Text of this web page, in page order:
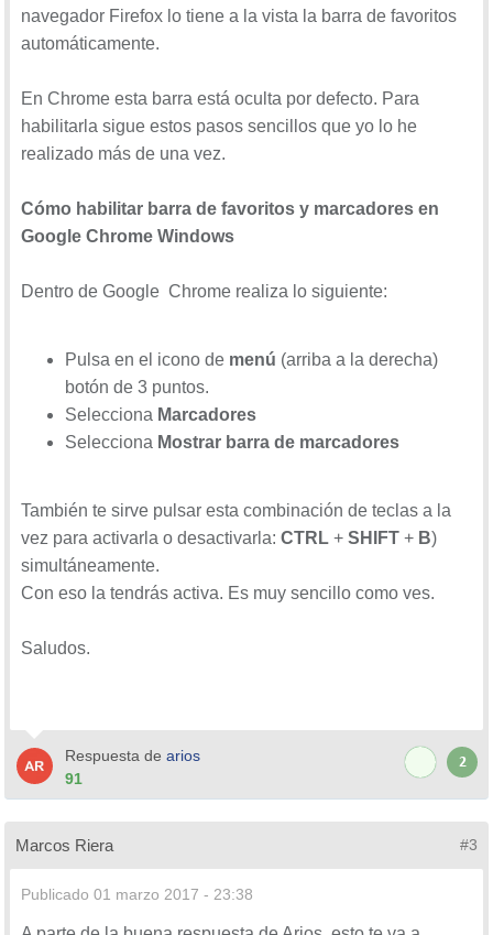
navegador Firefox lo tiene a la vista la barra de favoritos
automáticamente.
En Chrome esta barra está oculta por defecto. Para
habilitarla sigue estos pasos sencillos que yo lo he
realizado más de una vez.
Cómo habilitar barra de favoritos y marcadores en
Google Chrome Windows
Dentro de Google Chrome realiza lo siguiente:
Pulsa en el icono de menú (arriba a la derecha)
botón de 3 puntos.
Selecciona Marcadores
Selecciona Mostrar barra de marcadores
También te sirve pulsar esta combinación de teclas a la
vez para activarla o desactivarla: CTRL + SHIFT + B)
simultáneamente.
Con eso la tendrás activa. Es muy sencillo como ves.
Saludos.
Respuesta de arios
91
2
Marcos Riera #3
Publicado 01 marzo 2017 - 23:38